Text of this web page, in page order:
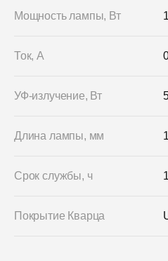
Мощность лампы, Вт
Ток, А
УФ-излучение, Вт
Длина лампы, мм
Срок службы, ч
Покрытие Кварца